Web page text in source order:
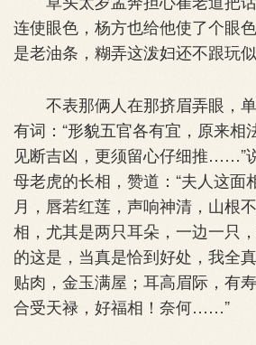
连使眼色，杨方也给他使了个眼
是老油条，糊弄这泼妇还不跟玩似
不表那俩人在那挤眉弄眼，单
有词：“形貌五官各有宜，原来相
见断吉凶，更须留心仔细推……”
母老虎的长相，赞道：“夫人这面
月，唇若红莲，声响神清，山根
相，尤其是两只耳朵，一边一只
的这是，当真是恰到好处，我
贴肉，金玉满屋；耳高眉际，有
合受天禄，好福相！奈何……”